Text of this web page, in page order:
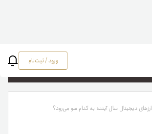
ورود / ثبت‌نام
ارزهای دیجیتال سال آینده به کدام سو می‌رود؟